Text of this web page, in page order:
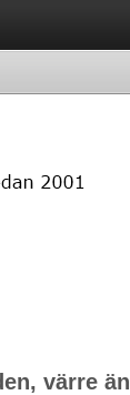
värre än